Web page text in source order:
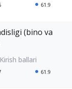
61.9
(bino va
61.9